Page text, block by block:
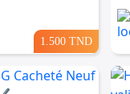
1.500 TND